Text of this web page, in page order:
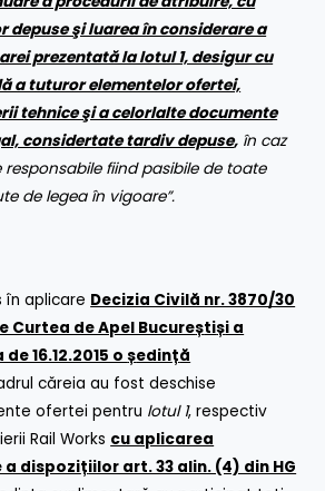
depuse şi luarea în considerare a
prezentată la lotul 1, desigur cu
a tuturor elementelor ofertei,
tehnice şi a celorlalte documente
considertate tardiv depuse, în caz
fiind pasibile de toate
de legea în vigoare”.
în aplicare Decizia Civilă nr. 3870/30
Curtea de Apel Bucureștiși a
16.12.2015 oședință
căreia au fost deschise
ofertei pentru lotul 1, respectiv
Rail Works cu aplicarea
a dispozițiilor art. 33 alin. (4) din HG